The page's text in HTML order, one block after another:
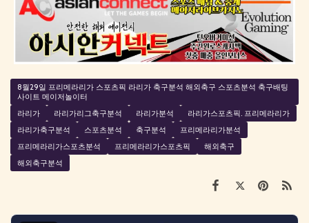
8월29일 프리메라리가 스포츠픽 라리가 축구분석 해외축구 스포츠분석 축구배팅
사이트 메이저놀이터
라리가
라리가리그축구분석 라리가분석
라리가스포츠픽. 프리메라리가
라리가축구분석
스포츠분석 축구분석
프리메라리가분석
프리메라리가스포츠분석
프리메라리가스포츠픽
해외축구
해외축구분석